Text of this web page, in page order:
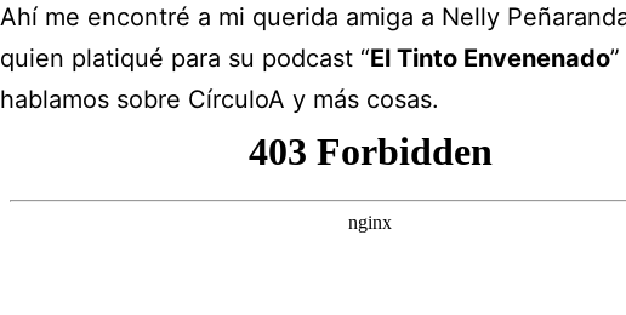
Ahí me encontré a mi querida amiga a Nelly
quien platiqué para su podcast “El Tinto Envenenado
hablamos sobre CírculoA y más cosas.